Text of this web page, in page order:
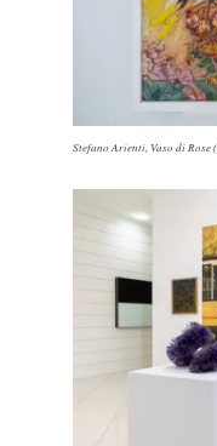
Stefano Arienti, Vaso di Rose